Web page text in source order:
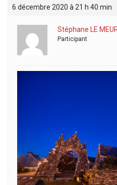
6 décembre 2020 à 21 h 40 min
Stéphane LE
Participant